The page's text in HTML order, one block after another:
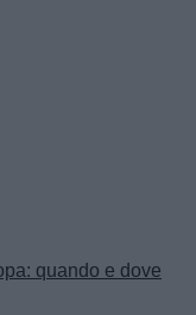
quando e dove